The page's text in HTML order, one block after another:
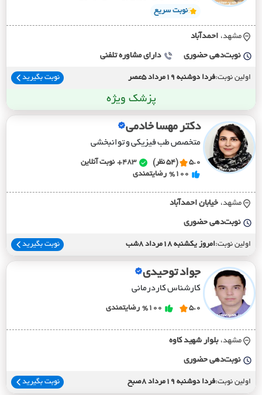
نوبت سریع
مشهد، احمدآباد
نوبت‌دهی حضوری دارای مشاوره تلفنی
اولین نوبت:فردا دوشنبه 19مرداد 5عصر نوبت بگیرید
پزشک ویژه
دکتر مهسا خادمی
متخصص طب فیزیکی و توانبخشی
5.0 (54 نظر) 483+
نوبت آنلاین
%100 رضایتمندی
مشهد، خيابان احمدآباد
نوبت‌دهی حضوری
اولین نوبت:امروز یکشنبه 18مرداد 8شب نوبت بگیرید
جواد توحیدی
کارشناس کاردرمانی
5.0
%100 رضایتمندی
مشهد، بلوار شهيد کاوه
نوبت‌دهی حضوری
اولین نوبت:فردا دوشنبه 19مرداد 8صبح نوبت بگیرید